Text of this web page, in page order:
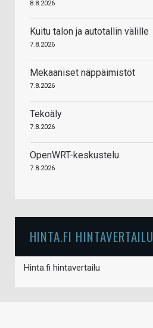
8.8.2026
Kuitu talon ja autotallin välille
7.8.2026
Mekaaniset näppäimistöt
7.8.2026
Tekoäly
7.8.2026
OpenWRT-keskustelu
7.8.2026
HINTA.FI HINTAVERTAILU
Hinta.fi hintavertailu